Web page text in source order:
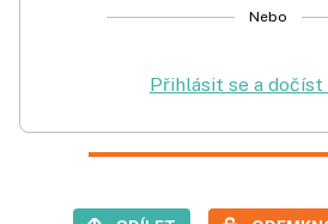
Nebo
Přihlásit se a